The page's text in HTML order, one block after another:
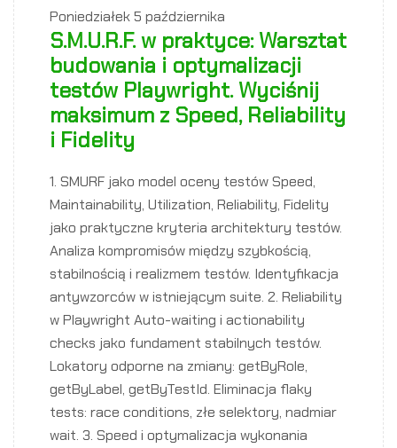
Poniedziałek5 października
S.M.U.R.F. w praktyce: Warsztat
budowania i optymalizacji
testów Playwright. Wyciśnij
maksimum z Speed, Reliability
i Fidelity
1. SMURF jako model oceny testów Speed,
Maintainability, Utilization, Reliability, Fidelity
jako praktyczne kryteria architektury testów.
Analiza kompromisów między szybkością,
stabilnością i realizmem testów. Identyfikacja
antywzorców w istniejącym suite. 2. Reliability
w Playwright Auto-waiting i actionability
checks jako fundament stabilnych testów.
Lokatory odporne na zmiany: getByRole,
getByLabel, getByTestId. Eliminacja flaky
tests: race conditions, złe selektory, nadmiar
wait. 3. Speed i optymalizacja wykonania